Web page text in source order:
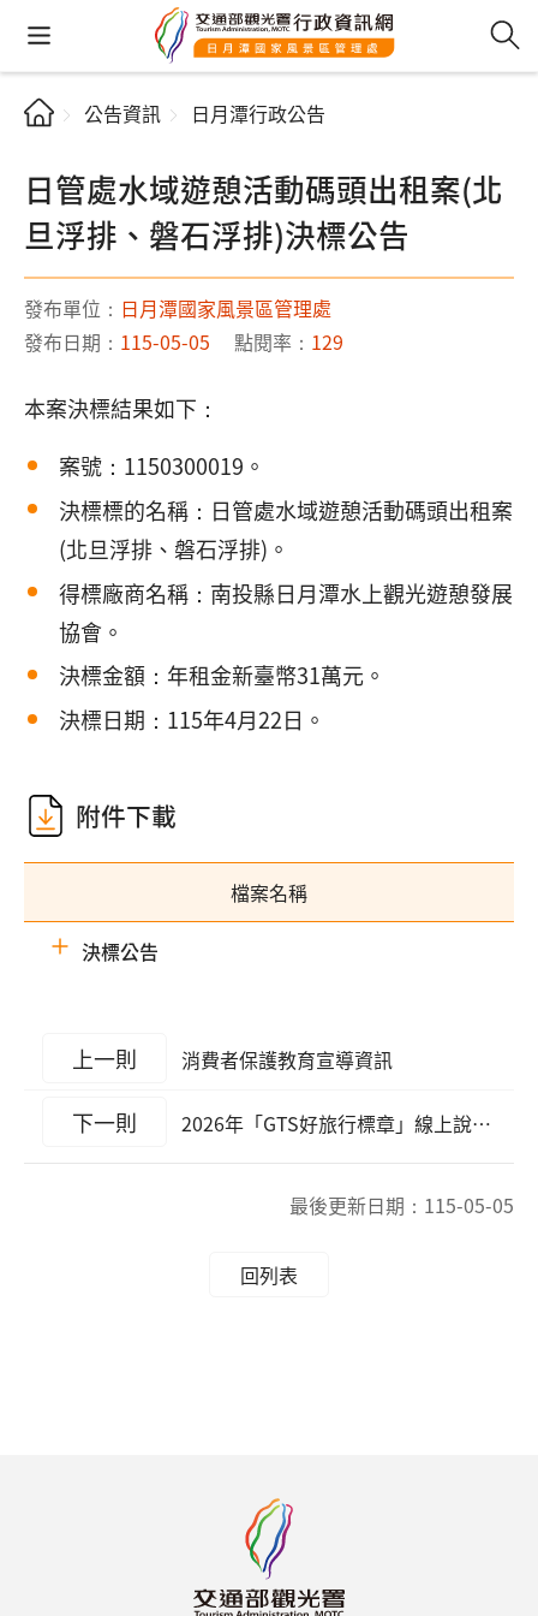
公告資訊 日月潭行政公告
日管處水域遊憩活動碼頭出租案(北
旦浮排、磐石浮排)決標公告
發布單位： 日月潭國家風景區管理處
發布日期： 115-05-05 點閱率： 129
本案決標結果如下：
案號：1150300019。
決標標的名稱：日管處水域遊憩活動碼頭出租案
(北旦浮排、磐石浮排)。
得標廠商名稱：南投縣日月潭水上觀光遊憩發展
協會。
決標金額：年租金新臺幣31萬元。
決標日期：115年4月22日。
附件下載
檔案名稱
決標公告
上一則 消費者保護教育宣導資訊
下一則 2026年「GTS好旅行標章」線上說明會
最後更新日期： 115-05-05
回列表